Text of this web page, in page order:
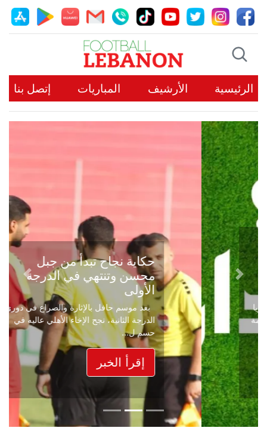
الرئيسية الأرشيف المباريات إتصل بنا
حكاية نجاح تبدأ من جبل
محسن وتنتهي في الدرجة
الأولى
بعد موسم حافل بالإثارة والصراع في دوري
الدرجة الثانية، نجح الإخاء الأهلي عاليه في
حسم ل...
إقرأ الخبر
Previous
Next